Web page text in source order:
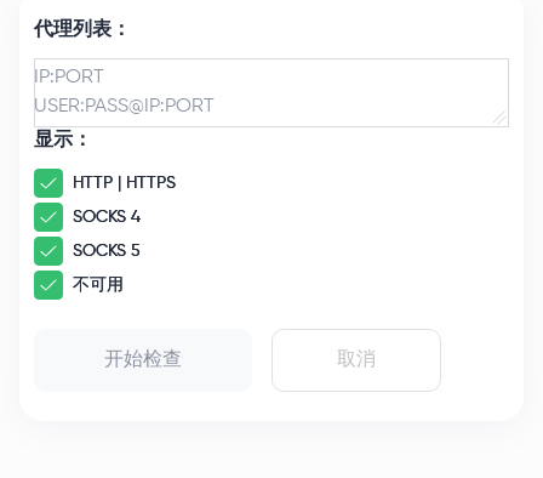
代理列表：
显示：
HTTP | HTTPS
SOCKS 4
SOCKS 5
不可用
开始检查 取消